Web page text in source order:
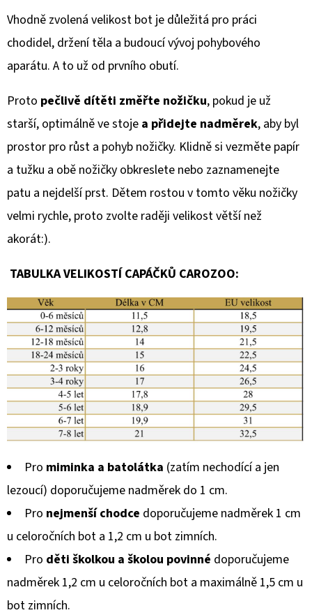
Vhodně zvolená velikost bot je důležitá pro práci
chodidel, držení těla a budoucí vývoj pohybového
aparátu. A to už od prvního obutí.
Proto pečlivě dítěti změřte nožičku, pokud je už
starší, optimálně ve stoje a přidejte nadměrek, aby byl
prostor pro růst a pohyb nožičky. Klidně si vezměte papír
a tužku a obě nožičky obkreslete nebo zaznamenejte
patu a nejdelší prst. Dětem rostou v tomto věku nožičky
velmi rychle, proto zvolte raději velikost větší než
akorát:).
TABULKA VELIKOSTÍ CAPÁČKŮ CAROZOO:
Pro miminka a batolátka (zatím nechodící a jen
lezoucí) doporučujeme nadměrek do 1 cm.
Pro nejmenší chodce doporučujeme nadměrek 1 cm
u celoročních bot a 1,2 cm u bot zimních.
Pro děti školkou a školou povinné doporučujeme
nadměrek 1,2 cm u celoročních bot a maximálně 1,5 cm u
bot zimních.